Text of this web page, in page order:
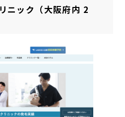
ニック（大阪府内 2